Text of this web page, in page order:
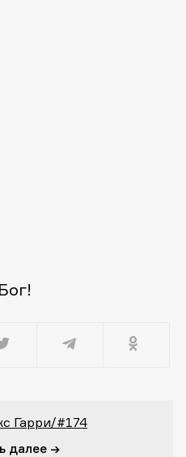
Гарри/#174
далее →